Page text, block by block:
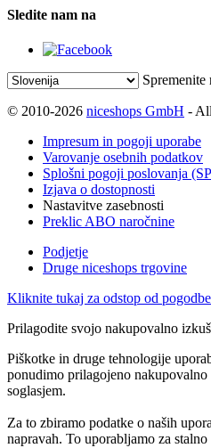
Sledite nam na
© 2010-2026 niceshops GmbH -
Impresum in pogoji uporabe
Varovanje osebnih podatkov
Splošni pogoji poslovanja
Izjava o dostopnosti
Nastavitve zasebnosti
Preklic ABO naročnine
Podjetje
Druge niceshops trgovine
Kliknite tukaj za odstop od pogodbe
Prilagodite svojo nakupovalno
Piškotke in druge tehnologije
ponudimo prilagojeno
soglasjem.
Za to zbiramo podatke o naših
napravah. To uporabljamo za